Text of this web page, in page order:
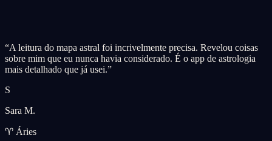
“A leitura do mapa astral foi incrivelmente precisa. Revelou coisas
sobre mim que eu nunca havia considerado. É o app de astrologia
mais detalhado que já usei.”
S
Sara M.
♈ Áries